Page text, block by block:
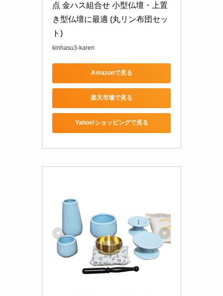
点 金ハス組合せ 小型仏壇・上置
き型仏壇に最適 (丸リン布団セッ
ト)
kinhasu3-karen
Amazonで見る
楽天市場で見る
Yahoo!ショッピングで見る